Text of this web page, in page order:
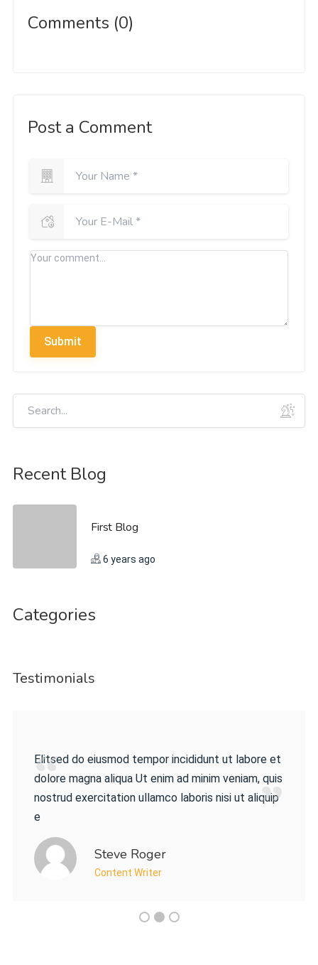
Comments (0)
Post a Comment
Submit
Recent Blog
First Blog
6 years ago
Categories
Testimonials
Elitsed do eiusmod tempor incididunt ut labore et
dolore magna aliqua Ut enim ad minim veniam, quis
nostrud exercitation ullamco laboris nisi ut aliquip
e
Steve Roger
Content Writer